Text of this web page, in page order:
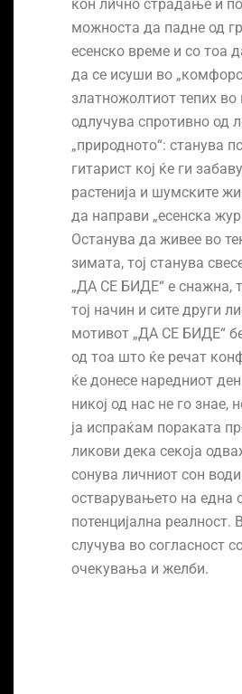
кон лично страдање и
можноста да падне од
есенско време и со тоа
да се исуши во
златножолтиот тепих во
одлучува спротивно од
„природното“: станува
гитарист кој ќе ги
растенија и шумските
да направи „есенска
Останува да живее во
зимата, тој станува
„ДА СЕ БИДЕ“ е снажна,
тој начин и сите други
мотивот „ДА СЕ БИДЕ“
од тоа што ќе речат
ќе донесе наредниот
никој од нас не го знае,
ја испраќам пораката
ликови дека секоја
сонува личниот сон
остварувањето на една
потенцијална реалност.
случува во согласност
очекувања и желби.